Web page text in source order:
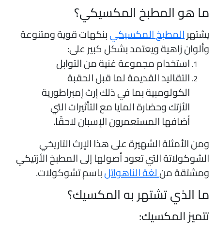
هو المطبخ المكسيكي؟
المطبخ المكسيكيبنكهات قوية ومتنوعة
زاهية ويعتمد بشكل كبير على:
استخدام مجموعة غنية من التوابل
التقاليد القديمة لما قبل الحقبة
الكولومبية بما في ذلك إرث إمبراطورية
الأزتك وحضارة المايا مع التأثيرات التي
أضافها المستعمرون الإسبان لاحقًا.
الأمثلة الشهيرة على هذا الإرث التاريخي
التي تعود أصولها إلى المطبخ الأزتيكي
منلغة الناهواتلباسم تشوكولات.
الذي تشتهر به المكسيك؟
المكسيك: